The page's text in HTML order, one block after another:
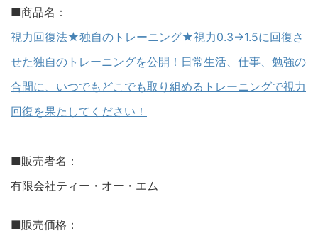
■商品名：
視力回復法★独自のトレーニング★視力0.3→1.5に回復さ
せた独自のトレーニングを公開！日常生活、仕事、勉強の
合間に、いつでもどこでも取り組めるトレーニングで視力
回復を果たしてください！
■販売者名：
有限会社ティー・オー・エム
■販売価格：